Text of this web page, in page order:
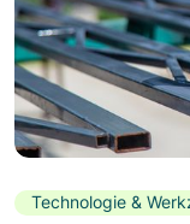
Technologie &